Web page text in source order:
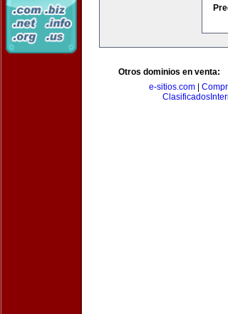
Otros dominios en venta:
e-sitios.com|